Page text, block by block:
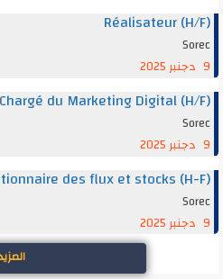
Réalisateur
Chargé du Marketing Digital
Gestionnaire des flux et stocks
◄